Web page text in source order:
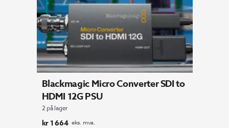
Blackmagic Micro Converter SDI to
HDMI 12G PSU
2 på lager
kr1 664 eks. mva.